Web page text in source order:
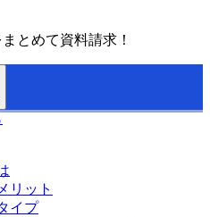
とめて資料請求！
リット
イプ